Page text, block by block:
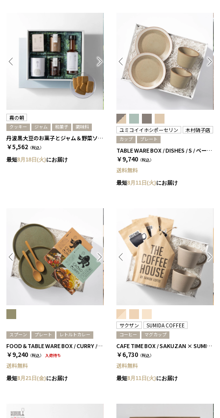
霧の朝
クッキー ジャム 和菓子 調味料
丹波黒大豆のお菓子とジャム＆野菜ソースセット［霧の朝］
￥5,562 （税込）
最短8月18日(火)にお届け
ユミコイイホシポーセリン 木村硝子店
カップ プレート
TABLE WARE BOX / DISHES / S / ベージュ［イイホシユミコ×木村硝子店］
￥9,740 （税込）
送料無料
最短8月11日(火)にお届け
スプーン プレート レトルトカレー
FOOD＆TABLE WARE BOX / CURRY / ターコイズ
￥9,240 （税込） 入荷待ち
送料無料
最短8月21日(金)にお届け
サクザン SUMIDA COFFEE
コーヒー マグカップ
CAFE TIME BOX / SAKUZAN × SUMIDA COFFEE / グレージュ
￥6,730 （税込）
送料無料
最短8月11日(火)にお届け